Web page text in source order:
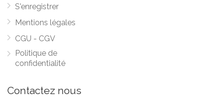
S'enregistrer
Mentions légales
CGU - CGV
Politique de
confidentialité
Contactez nous